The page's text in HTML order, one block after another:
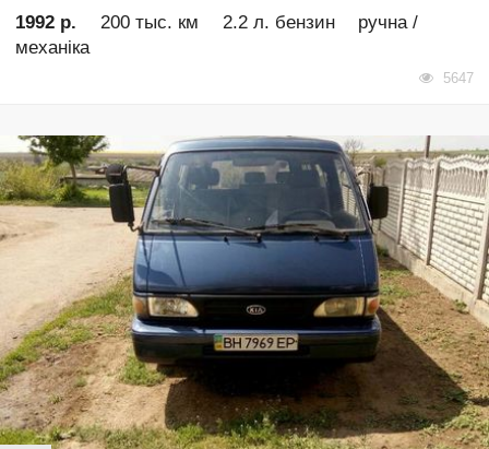
1992 р.
200 тыс. км 2.2 л. бензин
ручна /
механіка
5647